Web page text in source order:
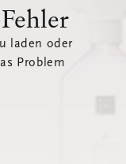
laden oder
Problem